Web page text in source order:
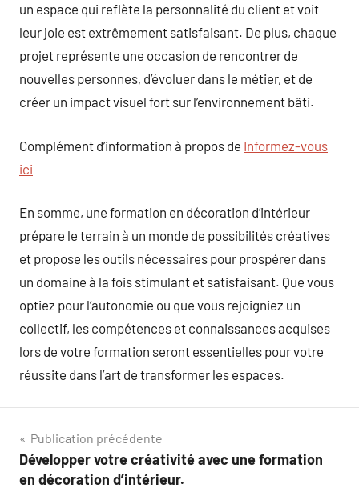
un espace qui reflète la personnalité du client et voit
leur joie est extrêmement satisfaisant. De plus, chaque
projet représente une occasion de rencontrer de
nouvelles personnes, d’évoluer dans le métier, et de
créer un impact visuel fort sur l’environnement bâti.
Complément d’information à propos de Informez-vous
ici
En somme, une formation en décoration d’intérieur
prépare le terrain à un monde de possibilités créatives
et propose les outils nécessaires pour prospérer dans
un domaine à la fois stimulant et satisfaisant. Que vous
optiez pour l’autonomie ou que vous rejoigniez un
collectif, les compétences et connaissances acquises
lors de votre formation seront essentielles pour votre
réussite dans l’art de transformer les espaces.
Navigation
de
Publication précédente
Développer votre créativité avec une formation
en décoration d’intérieur.